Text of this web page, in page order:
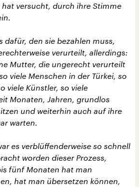
hat versucht, durch ihre Stimme
dafür, den sie bezahlen muss,
verurteilt, allerdings:
Mutter, die ungerecht verurteilt
viele Menschen in der Türkei, so
viele Künstler, so viele
Monaten, Jahren, grundlos
und weiterhin auch auf ihre
warten.
es verblüffenderweise so schnell
worden dieser Prozess,
fünf Monaten hat man
hat man übersetzen können,